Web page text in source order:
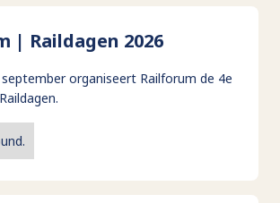
| Raildagen 2026
organiseert Railforum de 4e